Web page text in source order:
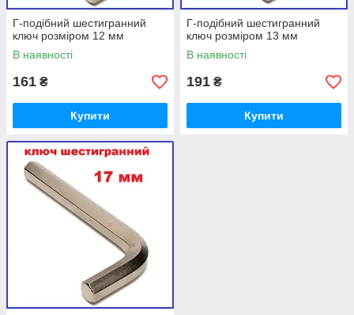
Г-подібний шестигранний
ключ розміром 12 мм
В наявності
161 ₴
Купити
Г-подібний шестигранний
ключ розміром 13 мм
В наявності
191 ₴
Купити